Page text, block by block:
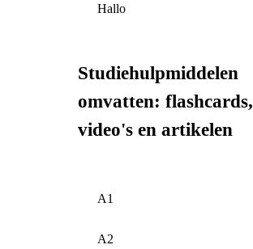
Hallo
Studiehulpmiddelen
omvatten: flashcards,
video's en artikelen
A1
A2